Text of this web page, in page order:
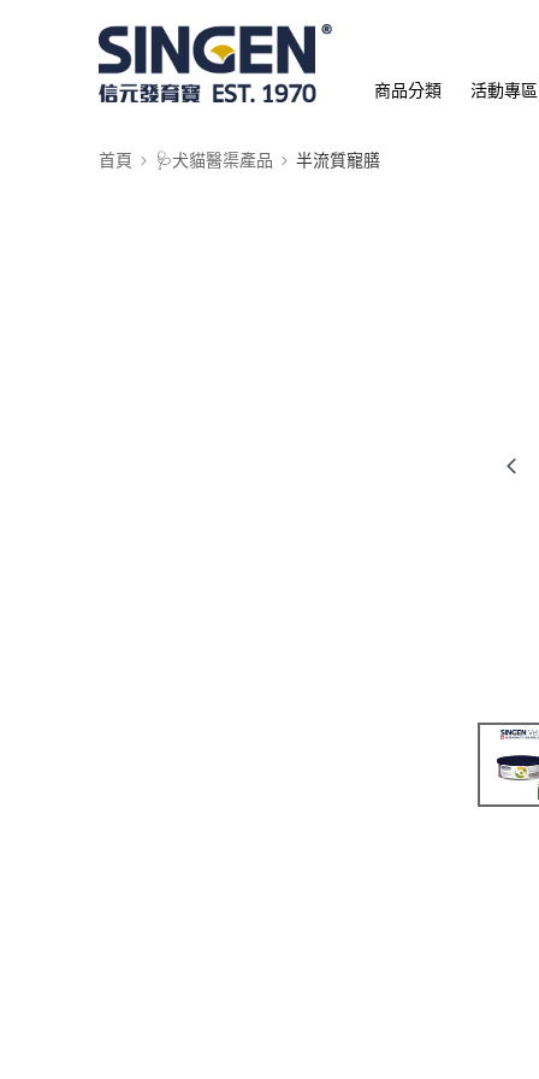
商品分類 活動專區
首頁 🩺犬貓醫渠產品 半流質寵膳